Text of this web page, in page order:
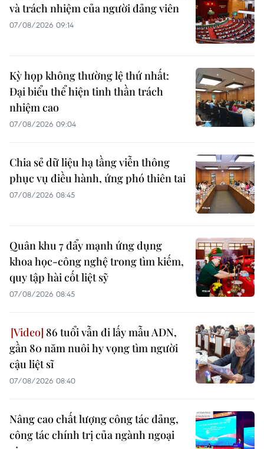
và trách nhiệm của người đảng viên
07/08/2026 09:14
Kỳ họp không thường lệ thứ nhất:
Đại biểu thể hiện tinh thần trách
nhiệm cao
07/08/2026 09:04
Chia sẻ dữ liệu hạ tầng viễn thông
phục vụ điều hành, ứng phó thiên tai
07/08/2026 08:45
Quân khu 7 đẩy mạnh ứng dụng
khoa học-công nghệ trong tìm kiếm,
quy tập hài cốt liệt sỹ
07/08/2026 08:45
86 tuổi vẫn đi lấy mẫu ADN,
gần 80 năm nuôi hy vọng tìm người
cậu liệt sĩ
07/08/2026 08:40
Nâng cao chất lượng công tác đảng,
công tác chính trị của ngành ngoại